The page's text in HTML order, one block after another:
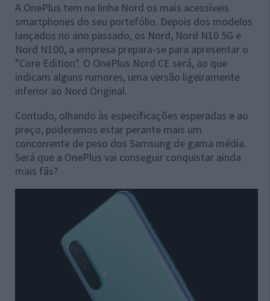
A OnePlus tem na linha Nord os mais acessíveis
smartphones do seu portefólio. Depois dos modelos
lançados no ano passado, os Nord, Nord N10 5G e
Nord N100, a empresa prepara-se para apresentar o
"Core Edition". O OnePlus Nord CE será, ao que
indicam alguns rumores, uma versão ligeiramente
inferior ao Nord Original.
Contudo, olhando às especificações esperadas e ao
preço, poderemos estar perante mais um
concorrente de peso dos Samsung de gama média.
Será que a OnePlus vai conseguir conquistar ainda
mais fãs?